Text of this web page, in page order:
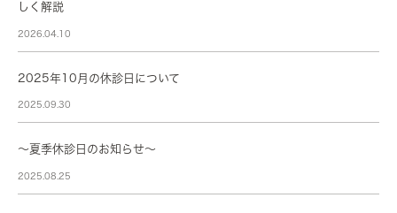
しく解説
2026.04.10
2025年10月の休診日について
2025.09.30
～夏季休診日のお知らせ～
2025.08.25